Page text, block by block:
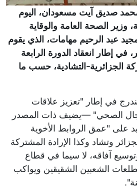
صديق آيت مسعودان، اليوم
وزير الصحة العامة والوقاية
عبد الرحيم مهامات، الذي يقوم
في إطار انعقاد الدورة الرابعة
الجزائرية-التشادية، حسب ما
في إطار "تعزيز علاقات
الصحي" —يضيف ذات المصدر
على "عمق الروابط الأخوية
وتشاد وكذا الإرادة المشتركة
وتوسيع آفاقه، لا سيما في قطاع
الشعبين الشقيقين ويواكب